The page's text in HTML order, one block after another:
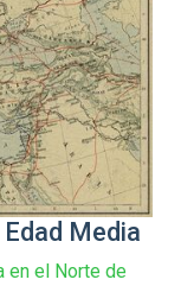
Media
en el Norte de